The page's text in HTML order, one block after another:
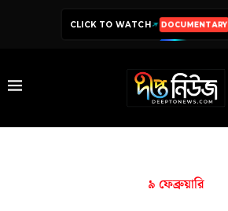
CLICK TO WATCH DOCUMENTARY
৯ ফেব্রুয়ারি